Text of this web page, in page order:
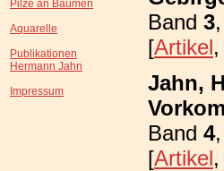
Pilze an Bäumen
Aquarelle
Publikationen
Hermann Jahn
Impressum
Band 3
[Artikel
Jahn,
Band 4
[Artikel